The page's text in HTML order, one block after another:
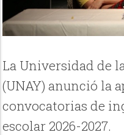
La Universidad de
(UNAY) anunció la
convocatorias de
escolar 2026-2027.